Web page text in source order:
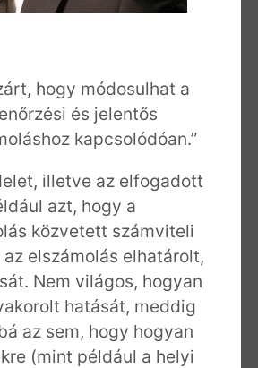
hogy módosulhat a
és jelentős
kapcsolódóan.”
illetve az elfogadott
azt, hogy a
közvetett számviteli
elszámolás elhatárolt,
Nem világos, hogyan
hatását, meddig
az sem, hogy hogyan
(mint például a helyi